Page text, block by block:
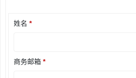
姓名 *
商务邮箱 *